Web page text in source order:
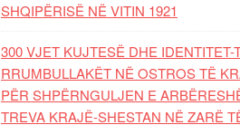
SHQIPËRISË NË VITIN 1921
300 VJET KUJTESË DHE IDENTITET-
RRUMBULLAKËT NË OSTROS TË
PËR SHPËRNGULJEN E
TREVA KRAJË-SHESTAN NË ZARË